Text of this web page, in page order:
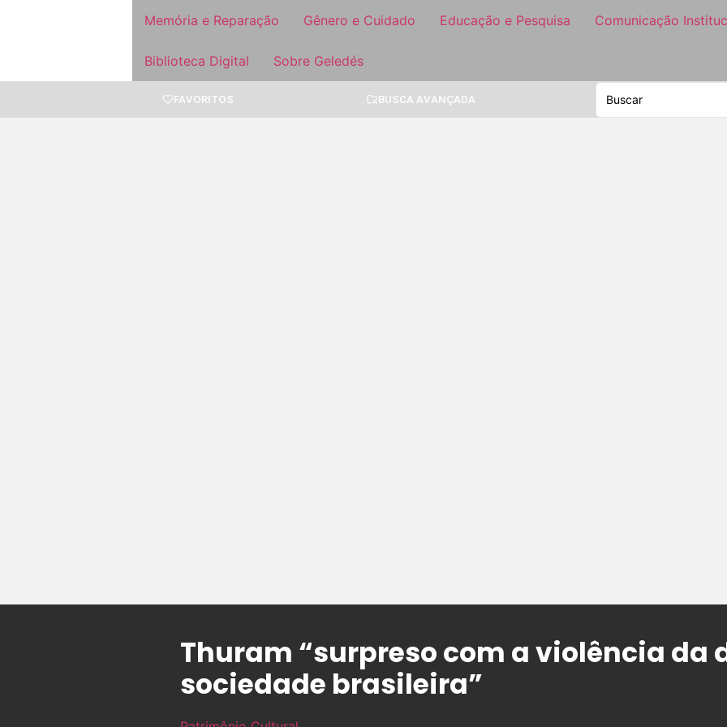
Memória e Reparação Gênero e Cuidado Educação e Pesquisa Comunicação
Biblioteca Digital Sobre Geledés
FAVORITOS BUSCA AVANÇADA
Thuram “surpreso com a violência da
sociedade brasileira”